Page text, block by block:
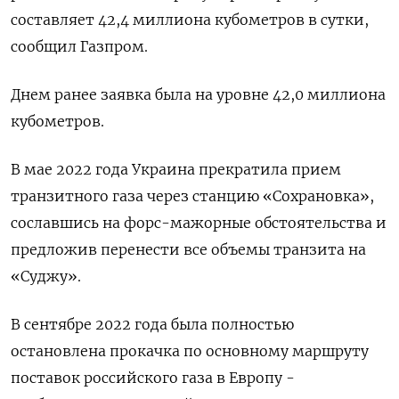
составляет 42,4 миллиона кубометров в сутки,
сообщил Газпром.
Днем ранее заявка была на уровне 42,0 миллиона
кубометров.
В мае 2022 года Украина прекратила прием
транзитного газа через станцию «Сохрановка»,
сославшись на форс-мажорные обстоятельства и
предложив перенести все объемы транзита на
«Суджу».
В сентябре 2022 года была полностью
остановлена прокачка по основному маршруту
поставок российского газа в Европу -